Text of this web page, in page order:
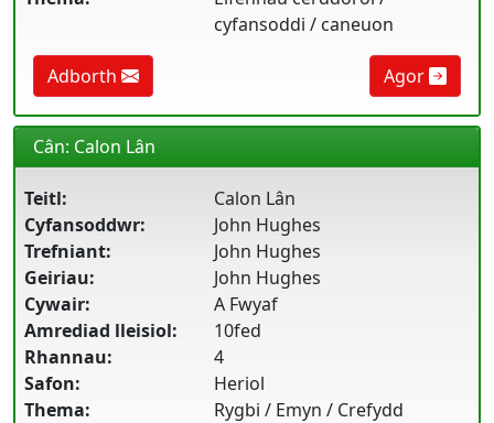
cyfansoddi / caneuon
Adborth Agor
Cân: Calon Lân
Teitl:
Calon Lân
Cyfansoddwr:
John Hughes
Trefniant:
John Hughes
Geiriau:
John Hughes
Cywair:
A Fwyaf
Amrediad lleisiol:
10fed
Rhannau:
4
Safon:
Heriol
Thema:
Rygbi / Emyn / Crefydd